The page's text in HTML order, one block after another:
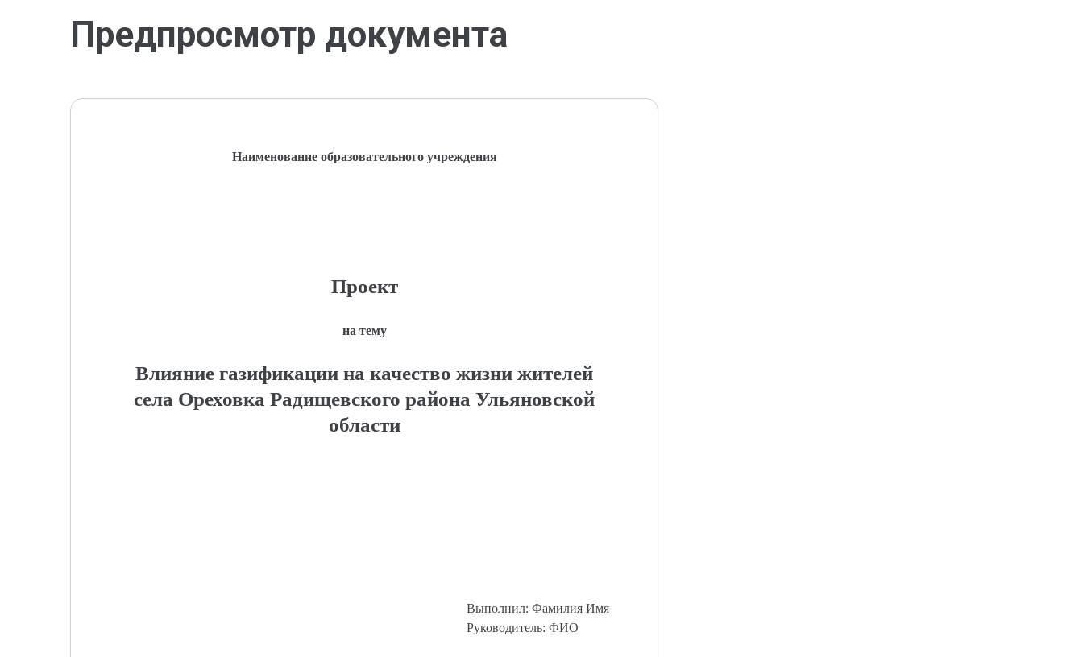
Предпросмотр документа
Наименование образовательного учреждения
Проект
на тему
Влияние газификации на качество жизни жителей
села Ореховка Радищевского района Ульяновской
области
Выполнил: Фамилия Имя
Руководитель: ФИО